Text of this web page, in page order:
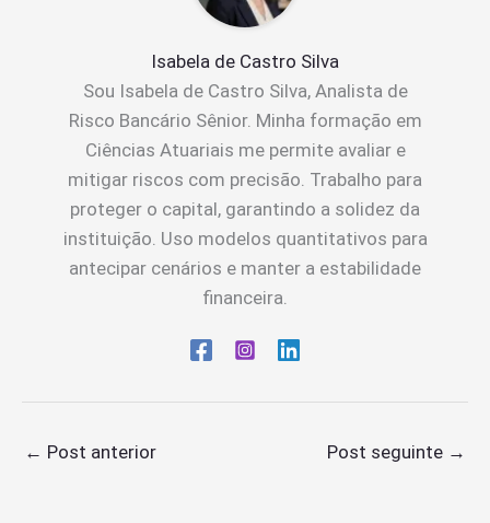
Isabela de Castro Silva
Sou Isabela de Castro Silva, Analista de
Risco Bancário Sênior. Minha formação em
Ciências Atuariais me permite avaliar e
mitigar riscos com precisão. Trabalho para
proteger o capital, garantindo a solidez da
instituição. Uso modelos quantitativos para
antecipar cenários e manter a estabilidade
financeira.
← Post anterior Post seguinte →